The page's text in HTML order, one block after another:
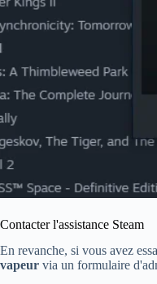
Contacter l'assistance Steam
En revanche, si vous avez
vapeur via un formulaire